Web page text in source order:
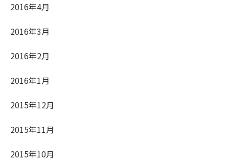
2016年4月
2016年3月
2016年2月
2016年1月
2015年12月
2015年11月
2015年10月